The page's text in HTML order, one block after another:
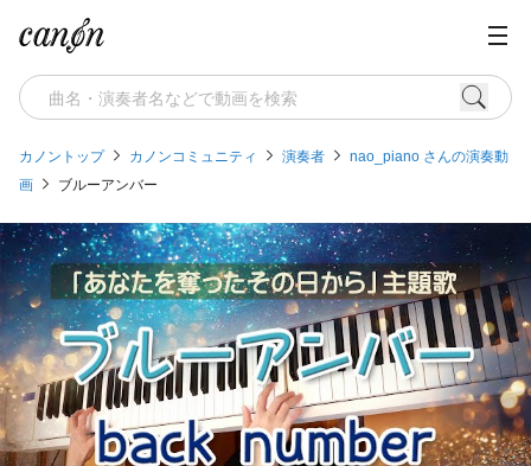
カノントップ カノンコミュニティ 演奏者
nao_piano さんの演奏動
画
ブルーアンバー